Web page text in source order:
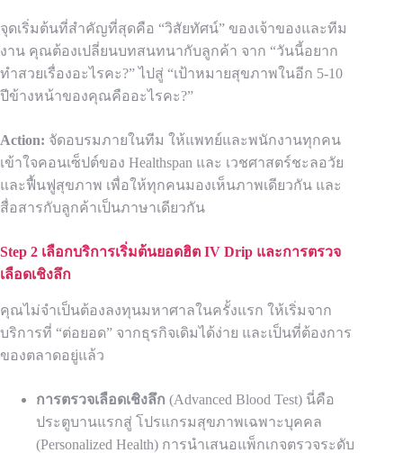
จุดเริ่มต้นที่สำคัญที่สุดคือ “วิสัยทัศน์” ของเจ้าของและทีม
งาน คุณต้องเปลี่ยนบทสนทนากับลูกค้า จาก “วันนี้อยาก
ทำสวยเรื่องอะไรคะ?” ไปสู่ “เป้าหมายสุขภาพในอีก 5-10
ปีข้างหน้าของคุณคืออะไรคะ?”
Action: จัดอบรมภายในทีม ให้แพทย์และพนักงานทุกคน
เข้าใจคอนเซ็ปต์ของ Healthspan และ เวชศาสตร์ชะลอวัย
และฟื้นฟูสุขภาพ เพื่อให้ทุกคนมองเห็นภาพเดียวกัน และ
สื่อสารกับลูกค้าเป็นภาษาเดียวกัน
Step 2 เลือกบริการเริ่มต้นยอดฮิต IV Drip และการตรวจ
เลือดเชิงลึก
คุณไม่จำเป็นต้องลงทุนมหาศาลในครั้งแรก ให้เริ่มจาก
บริการที่ “ต่อยอด” จากธุรกิจเดิมได้ง่าย และเป็นที่ต้องการ
ของตลาดอยู่แล้ว
การตรวจเลือดเชิงลึก (Advanced Blood Test) นี่คือ
ประตูบานแรกสู่ โปรแกรมสุขภาพเฉพาะบุคคล
(Personalized Health) การนำเสนอแพ็กเกจตรวจระดับ